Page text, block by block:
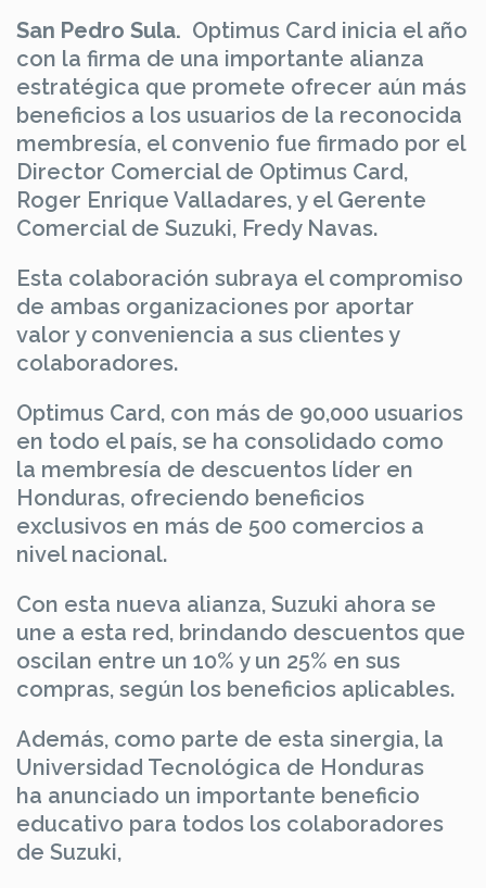
San Pedro Sula. Optimus Card inicia el año
con la firma de una importante alianza
estratégica que promete ofrecer aún más
beneficios a los usuarios de la reconocida
membresía, el convenio fue firmado por el
Director Comercial de Optimus Card,
Roger Enrique Valladares, y el Gerente
Comercial de Suzuki, Fredy Navas.
Esta colaboración subraya el compromiso
de ambas organizaciones por aportar
valor y conveniencia a sus clientes y
colaboradores.
Optimus Card, con más de 90,000 usuarios
en todo el país, se ha consolidado como
la membresía de descuentos líder en
Honduras, ofreciendo beneficios
exclusivos en más de 500 comercios a
nivel nacional.
Con esta nueva alianza, Suzuki ahora se
une a esta red, brindando descuentos que
oscilan entre un 10% y un 25% en sus
compras, según los beneficios aplicables.
Además, como parte de esta sinergia, la
Universidad Tecnológica de Honduras
ha anunciado un importante beneficio
educativo para todos los colaboradores
de Suzuki,